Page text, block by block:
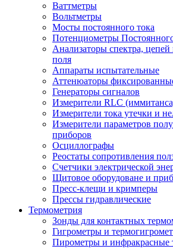
Ваттметры
Вольтметры
Мосты постоянного тока
Потенциометры
Анализаторы спектра,
поля
Аппараты испытательные
Аттенюаторы
Генераторы сигналов
Измерители RLC
Измерители тока утечки и
Измерители параметров
приборов
Осциллографы
Реостаты сопротивления
Счетчики электрической
Щитовое оборудоване и
Пресс-клещи и кримперы
Прессы гидравлические
Термометрия
Зонды для контактных
Гигрометры и
Пирометры и инфракрасные